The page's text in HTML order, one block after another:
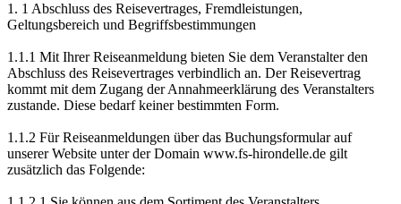
1. 1 Abschluss des Reisevertrages, Fremdleistungen,
Geltungsbereich und Begriffsbestimmungen
1.1.1 Mit Ihrer Reiseanmeldung bieten Sie dem Veranstalter den
Abschluss des Reisevertrages verbindlich an. Der Reisevertrag
kommt mit dem Zugang der Annahmeerklärung des Veranstalters
zustande. Diese bedarf keiner bestimmten Form.
1.1.2 Für Reiseanmeldungen über das Buchungsformular auf
unserer Website unter der Domain www.fs-hirondelle.de gilt
zusätzlich das Folgende: